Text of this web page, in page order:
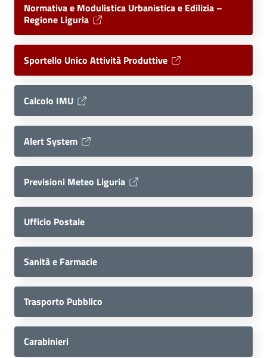
Normativa e Modulistica Urbanistica e Edilizia –
Regione Liguria
Sportello Unico Attività Produttive
Calcolo IMU
Alert System
Previsioni Meteo Liguria
Ufficio Postale
Sanità e Farmacie
Trasporto Pubblico
Carabinieri